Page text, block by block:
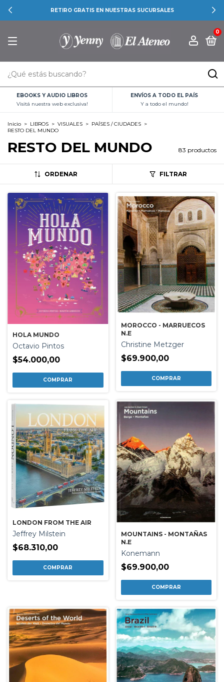
RETIRO GRATIS EN NUESTRAS SUCURSALES
0
EBOOKS Y AUDIO LIBROS
Visitá nuestra web exclusiva!
ENVÍOS A TODO EL PAÍS
Y a todo el mundo!
Inicio > LIBROS > VISUALES > PAÍSES / CIUDADES >
RESTO DEL MUNDO
RESTO DEL MUNDO 83 productos
ORDENAR FILTRAR
HOLA MUNDO
Octavio Pintos
$54.000,00
MOROCCO - MARRUECOS
N.E
Christine Metzger
$69.900,00
LONDON FROM THE AIR
Jeffrey Milstein
$68.310,00
MOUNTAINS - MONTAÑAS
N.E
Konemann
$69.900,00